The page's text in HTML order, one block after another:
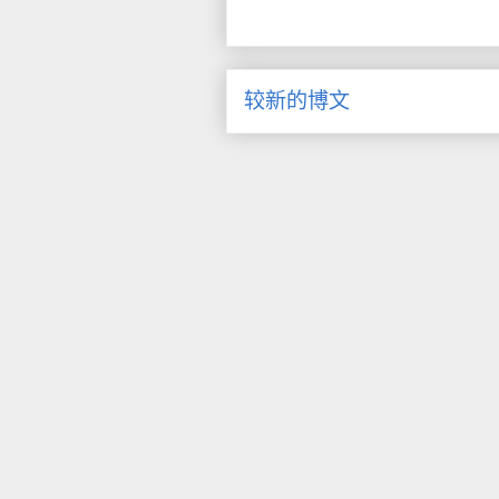
较新的博文